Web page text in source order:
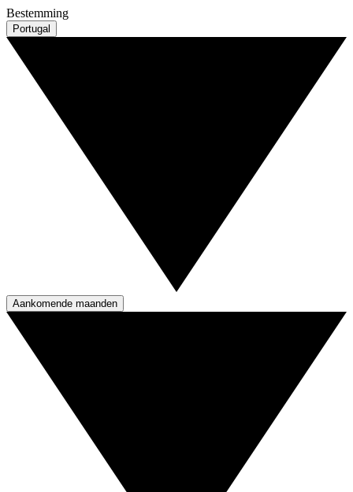
Bestemming
Portugal
Aankomende maanden